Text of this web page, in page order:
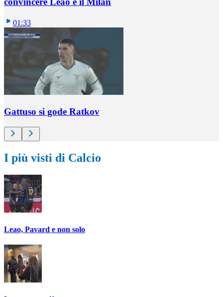
01:33
Gattuso si gode Ratkov
I più visti di Calcio
Leao, Pavard e non solo